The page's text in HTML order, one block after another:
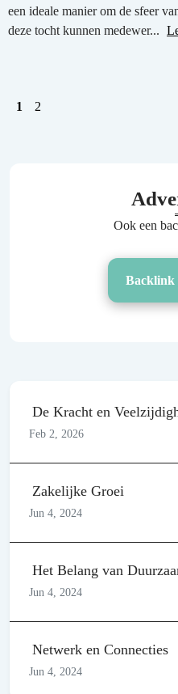
een ideale manier om de sfeer
deze tocht kunnen medewer...
1 2
Ook een
Backlink
De Kracht en
Feb 2, 2026
Zakelijke Groei
Jun 4, 2024
Het Belang van
Jun 4, 2024
Netwerk en Connecties
Jun 4, 2024